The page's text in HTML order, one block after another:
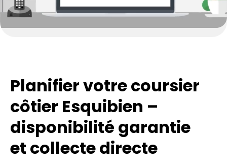
Planifier votre coursier
côtier Esquibien –
disponibilité garantie
et collecte directe